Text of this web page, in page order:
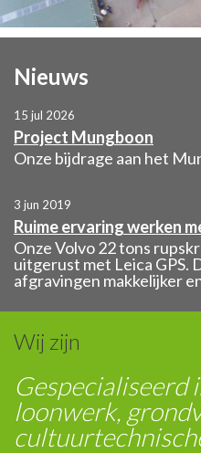
Nieuws
15 jul 2026
Project Mungboon
Onze bijdrage aan het
3 jun 2019
Ruime ervaring werken
Onze Volvo 22 tons
uitgerust met Leica GPS.
afgravingen makkelijker
Wij zijn
Gespecialiseerd
loonwerk,